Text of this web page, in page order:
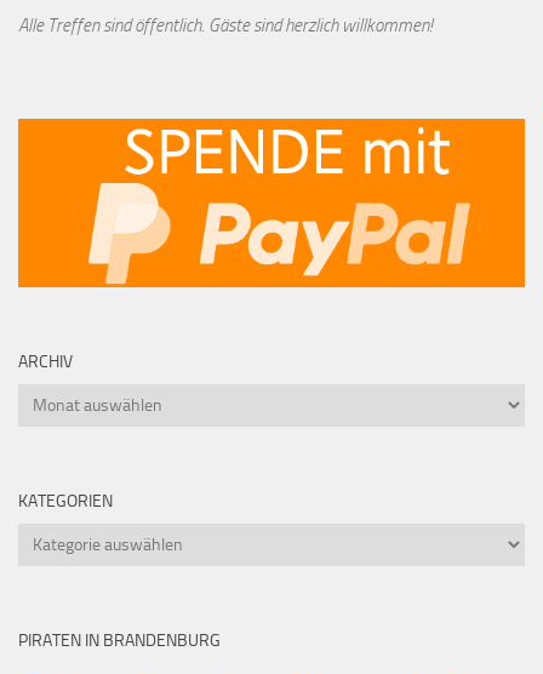
Alle Treffen sind öffentlich. Gäste sind herzlich willkommen!
ARCHIV
Archiv
KATEGORIEN
Kategorien
PIRATEN IN BRANDENBURG